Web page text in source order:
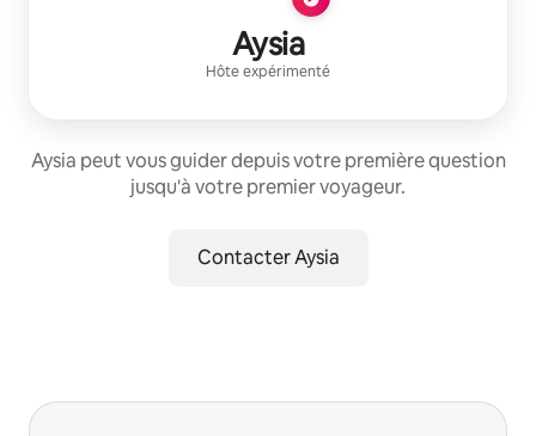
Aysia
Hôte expérimenté
Aysia peut vous guider depuis votre première question
jusqu'à votre premier voyageur.
Contacter Aysia